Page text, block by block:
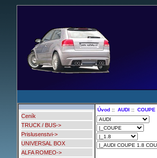
Ceník
TRUCK / BUS->
Prislusenstvi->
UNIVERSAL BOX
ALFA ROMEO->
Úvod ::AUDI ::COUPE